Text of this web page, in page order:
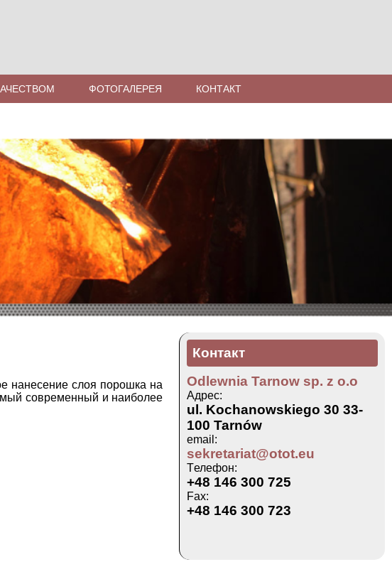
ФОТОГАЛЕРЕЯ КОНТАКТ
Контакт
Odlewnia Tarnow sp. z o.o
Адрес:
ul. Kochanowskiego 30 33-
100 Tarnów
email:
sekretariat@otot.eu
Tелефон:
+48 146 300 725
Fax:
+48 146 300 723
нанесение слоя порошка на
современный и наиболее